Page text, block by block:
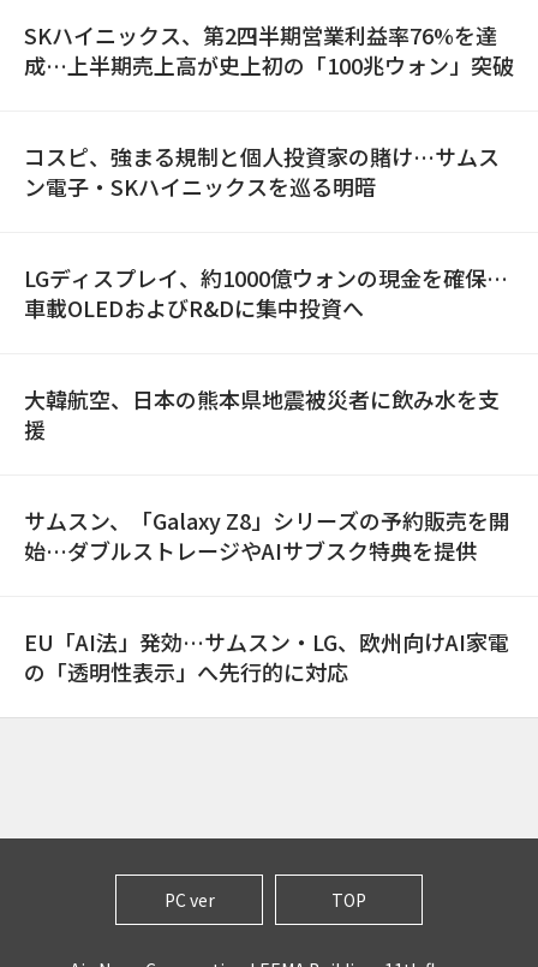
SKハイニックス、第2四半期営業利益率76%を達
成…上半期売上高が史上初の「100兆ウォン」突破
コスピ、強まる規制と個人投資家の賭け…サムス
ン電子・SKハイニックスを巡る明暗
LGディスプレイ、約1000億ウォンの現金を確保…
車載OLEDおよびR&Dに集中投資へ
大韓航空、日本の熊本県地震被災者に飲み水を支
援
サムスン、「Galaxy Z8」シリーズの予約販売を開
始…ダブルストレージやAIサブスク特典を提供
EU「AI法」発効…サムスン・LG、欧州向けAI家電
の「透明性表示」へ先行的に対応
PC ver TOP